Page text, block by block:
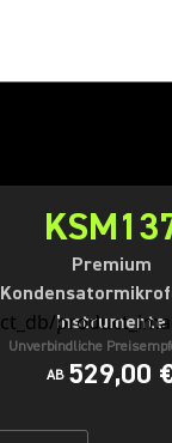
Premium
Instrumente
Unverbindliche
AB 529,00